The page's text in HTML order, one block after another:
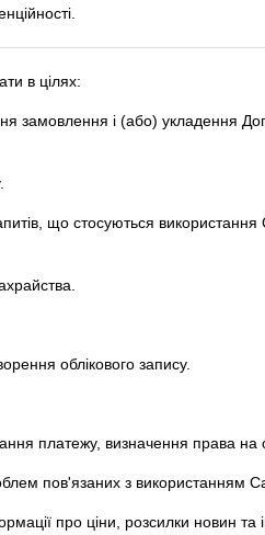
в цілях:
замовлення і (або) укладення
що стосуються використання
облікового запису.
платежу, визначення права на
пов'язаних з використанням
про ціни, розсилки новин та